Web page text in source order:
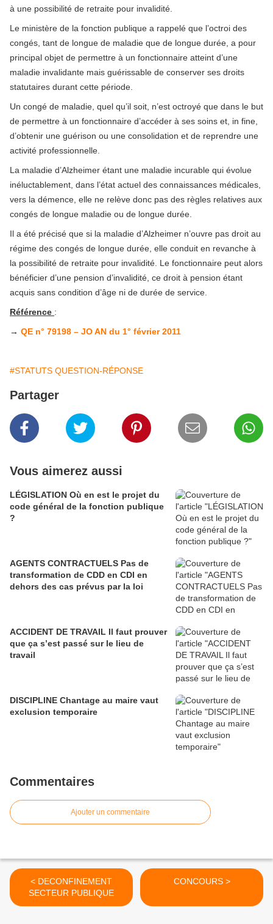
à une possibilité de retraite pour invalidité.
Le ministère de la fonction publique a rappelé que l’octroi des
congés, tant de longue de maladie que de longue durée, a pour
principal objet de permettre à un fonctionnaire atteint d’une
maladie invalidante mais guérissable de conserver ses droits
statutaires durant cette période.
Un congé de maladie, quel qu’il soit, n’est octroyé que dans le but
de permettre à un fonctionnaire d’accéder à ses soins et, in fine,
d’obtenir une guérison ou une consolidation et de reprendre une
activité professionnelle.
La maladie d’Alzheimer étant une maladie incurable qui évolue
inéluctablement, dans l’état actuel des connaissances médicales,
vers la démence, elle ne relève donc pas des règles relatives aux
congés de longue maladie ou de longue durée.
Il a été précisé que si la maladie d’Alzheimer n’ouvre pas droit au
régime des congés de longue durée, elle conduit en revanche à
la possibilité de retraite pour invalidité. Le fonctionnaire peut alors
bénéficier d’une pension d’invalidité, ce droit à pension étant
acquis sans condition d’âge ni de durée de service.
Référence :
→ QE n° 79198 – JO AN du 1° février 2011
#STATUTS QUESTION-RÉPONSE
Partager
Vous aimerez aussi
LÉGISLATION Où en est le projet du
code général de la fonction publique
?
AGENTS CONTRACTUELS Pas de
transformation de CDD en CDI en
dehors des cas prévus par la loi
ACCIDENT DE TRAVAIL Il faut prouver
que ça s’est passé sur le lieu de
travail
DISCIPLINE Chantage au maire vaut
exclusion temporaire
Commentaires
Ajouter un commentaire
< DECONFINEMENT
SECTEUR PUBLIQUE
CONCOURS >